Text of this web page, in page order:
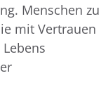
Menschen zu
mit Vertrauen